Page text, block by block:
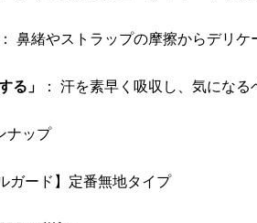
： 鼻緒やストラップの摩擦からデリ
る」 ： 汗を素早く吸収し、気にな
ナップ
ガード】定番無地タイプ